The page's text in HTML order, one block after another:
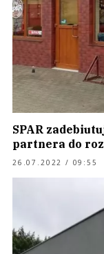
SPAR
partnera do
26.07.2022 / 09:55